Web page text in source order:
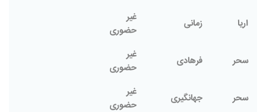
اریا زمانی
غیر
حضوری
سحر فرهادی
غیر
حضوری
سحر جهانگیری
غیر
حضوری